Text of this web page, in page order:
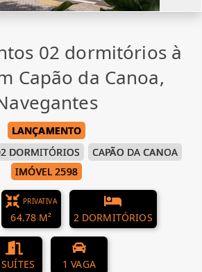
02 dormitórios à
Capão da Canoa,
LANÇAMENTO
DORMITÓRIOS
CAPÃO DA CANOA
IMÓVEL 2598
PRIVATIVA
64.78 M² 2 DORMITÓRIOS
1 VAGA